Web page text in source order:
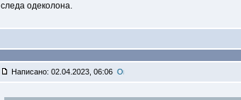
следа одеколона.
Написано: 02.04.2023, 06:06